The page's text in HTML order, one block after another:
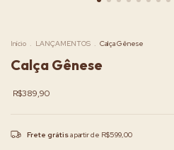
Início . LANÇAMENTOS . Calça Gênese
Calça Gênese
R$389,90
Frete grátisa partir de R$599,00